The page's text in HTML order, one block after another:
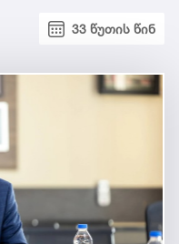
33 წუთის წინ